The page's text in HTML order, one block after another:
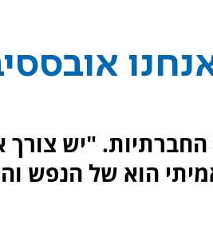
"יש צורך
הוא של הנפש